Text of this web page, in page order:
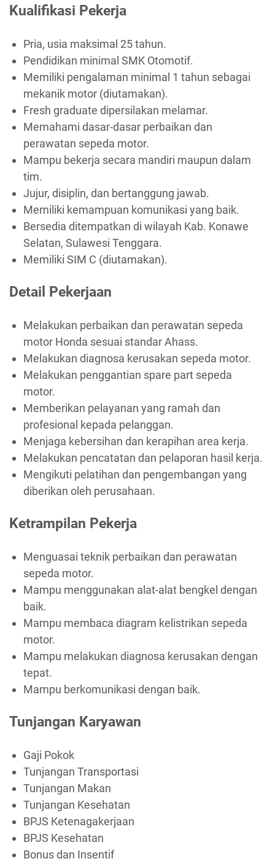
Kualifikasi Pekerja
Pria, usia maksimal 25 tahun.
Pendidikan minimal SMK Otomotif.
Memiliki pengalaman minimal 1 tahun sebagai
mekanik motor (diutamakan).
Fresh graduate dipersilakan melamar.
Memahami dasar-dasar perbaikan dan
perawatan sepeda motor.
Mampu bekerja secara mandiri maupun dalam
tim.
Jujur, disiplin, dan bertanggung jawab.
Memiliki kemampuan komunikasi yang baik.
Bersedia ditempatkan di wilayah Kab. Konawe
Selatan, Sulawesi Tenggara.
Memiliki SIM C (diutamakan).
Detail Pekerjaan
Melakukan perbaikan dan perawatan sepeda
motor Honda sesuai standar Ahass.
Melakukan diagnosa kerusakan sepeda motor.
Melakukan penggantian spare part sepeda
motor.
Memberikan pelayanan yang ramah dan
profesional kepada pelanggan.
Menjaga kebersihan dan kerapihan area kerja.
Melakukan pencatatan dan pelaporan hasil kerja.
Mengikuti pelatihan dan pengembangan yang
diberikan oleh perusahaan.
Ketrampilan Pekerja
Menguasai teknik perbaikan dan perawatan
sepeda motor.
Mampu menggunakan alat-alat bengkel dengan
baik.
Mampu membaca diagram kelistrikan sepeda
motor.
Mampu melakukan diagnosa kerusakan dengan
tepat.
Mampu berkomunikasi dengan baik.
Tunjangan Karyawan
Gaji Pokok
Tunjangan Transportasi
Tunjangan Makan
Tunjangan Kesehatan
BPJS Ketenagakerjaan
BPJS Kesehatan
Bonus dan Insentif